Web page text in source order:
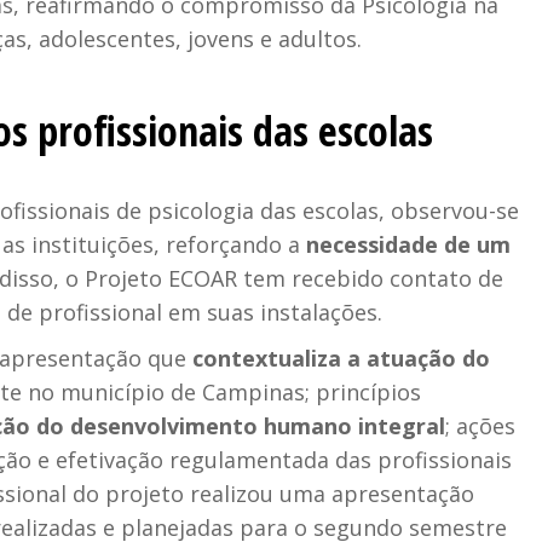
adolescentes, jovens e adultos.
profissionais das escolas
de psicologia das escolas, observou-se
instituições, reforçando a necessidade de um
o Projeto ECOAR tem recebido contato de
profissional em suas instalações.
que contextualiza a atuação do
no município de Campinas; princípios
do desenvolvimento humano integral; ações
e efetivação regulamentada das profissionais
do projeto realizou uma apresentação
e planejadas para o segundo semestre